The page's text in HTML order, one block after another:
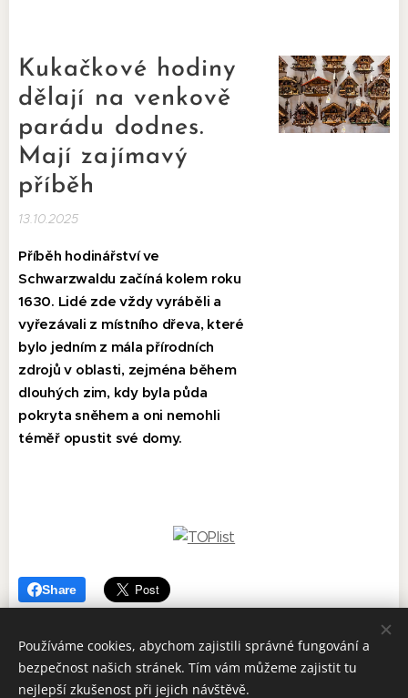
Kukačkové hodiny
dělají na venkově
parádu dodnes.
Mají zajímavý
příběh
13.10.2025
Příběh hodinářství ve
Schwarzwaldu začíná kolem roku
1630. Lidé zde vždy vyráběli a
vyřezávali z místního dřeva, které
bylo jedním z mála přírodních
zdrojů v oblasti, zejména během
dlouhých zim, kdy byla půda
pokryta sněhem a oni nemohli
téměř opustit své domy.
Share
Používáme cookies, abychom zajistili správné fungování a
bezpečnost našich stránek. Tím vám můžeme zajistit tu
nejlepší zkušenost při jejich návštěvě.